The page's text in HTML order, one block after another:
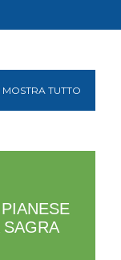
MOSTRA TUTTO